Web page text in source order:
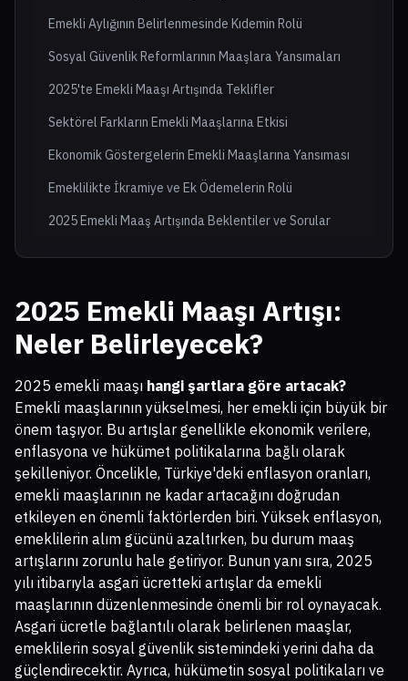
Emekli Aylığının Belirlenmesinde Kıdemin Rolü
Sosyal Güvenlik Reformlarının Maaşlara Yansımaları
2025'te Emekli Maaşı Artışında Teklifler
Sektörel Farkların Emekli Maaşlarına Etkisi
Ekonomik Göstergelerin Emekli Maaşlarına Yansıması
Emeklilikte İkramiye ve Ek Ödemelerin Rolü
2025 Emekli Maaş Artışında Beklentiler ve Sorular
2025 Emekli Maaşı Artışı:
Neler Belirleyecek?
2025 emekli maaşı hangi şartlara göre artacak?
Emekli maaşlarının yükselmesi, her emekli için büyük bir
önem taşıyor. Bu artışlar genellikle ekonomik verilere,
enflasyona ve hükümet politikalarına bağlı olarak
şekilleniyor. Öncelikle, Türkiye'deki enflasyon oranları,
emekli maaşlarının ne kadar artacağını doğrudan
etkileyen en önemli faktörlerden biri. Yüksek enflasyon,
emeklilerin alım gücünü azaltırken, bu durum maaş
artışlarını zorunlu hale getiriyor. Bunun yanı sıra, 2025
yılı itibarıyla asgari ücretteki artışlar da emekli
maaşlarının düzenlenmesinde önemli bir rol oynayacak.
Asgari ücretle bağlantılı olarak belirlenen maaşlar,
emeklilerin sosyal güvenlik sistemindeki yerini daha da
güçlendirecektir. Ayrıca, hükümetin sosyal politikaları ve